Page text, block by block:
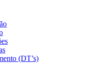
(DT’s)